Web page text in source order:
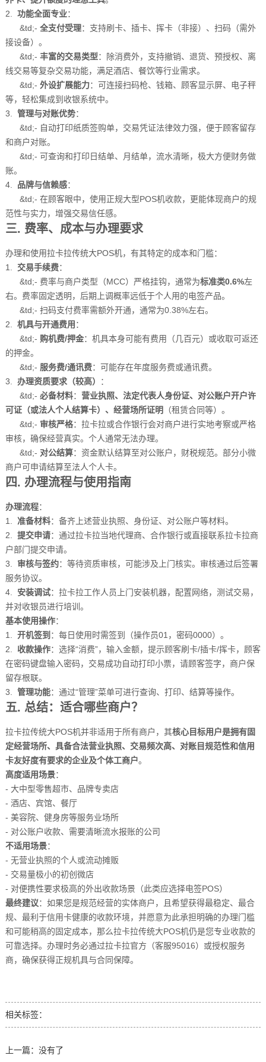
2. 功能全面专业：
&td;- 全支付受理：支持刷卡、插卡、挥卡（非接）、扫码（需外
接设备）。
&td;- 丰富的交易类型：除消费外，支持撤销、退货、预授权、离
线交易等复杂交易功能，满足酒店、餐饮等行业需求。
&td;- 外设扩展能力：可连接扫码枪、钱箱、顾客显示屏、电子秤
等，轻松集成到收银系统中。
3. 管理与对账优势：
&td;- 自动打印纸质签购单，交易凭证法律效力强，便于顾客留存
和商户对账。
&td;- 可查询和打印日结单、月结单，流水清晰，极大方便财务做
账。
4. 品牌与信赖感：
&td;- 在顾客眼中，使用正规大型POS机收款，更能体现商户的规
范性与实力，增强交易信任感。
三. 费率、成本与办理要求
办理和使用拉卡拉传统大POS机，有其特定的成本和门槛：
1. 交易手续费：
&td;- 费率与商户类型（MCC）严格挂钩，通常为标准类0.6%左
右。费率固定透明，后期上调概率远低于个人用的电签产品。
&td;- 扫码支付费率需额外开通，通常为0.38%左右。
2. 机具与开通费用 ：
&td;- 购机费/押金：机具本身可能有费用（几百元）或收取可返还
的押金。
&td;- 服务费/通讯费：可能存在年度服务费或通讯费。
3. 办理资质要求（较高）
：
&td;- 必备材料： 营业执照、法定代表人身份证、对公账户开户许
可证（或法人个人结算卡）、经营场所证明
（租赁合同等）。
&td;- 审核严格：拉卡拉或合作银行会对商户进行实地考察或严格
审核，确保经营真实。个人通常无法办理。
&td;- 对公结算：资金默认结算至对公账户，财税规范。部分小微
商户可申请结算至法人个人卡。
四. 办理流程与使用指南
办理流程：
1. 准备材料：备齐上述营业执照、身份证、对公账户等材料。
2. 提交申请：通过拉卡拉当地代理商、合作银行或直接联系拉卡拉商
户部门提交申请。
3. 审核与签约：等待资质审核，可能涉及上门核实。审核通过后签署
服务协议。
4. 安装调试：拉卡拉工作人员上门安装机器，配置网络，测试交易，
并对收银员进行培训。
基本使用操作：
1. 开机签到 ：每日使用时需签到（操作员01，密码0000）。
2. 收款操作：选择“消费”，输入金额，提示顾客刷卡/插卡/挥卡，顾客
在密码键盘输入密码，交易成功自动打印小票，请顾客签字，商户保
留存根联。
3. 管理功能：通过“管理”菜单可进行查询、打印、结算等操作。
五. 总结：适合哪些商户？
拉卡拉传统大POS机并非适用于所有商户，其核心目标用户是拥有固
定经营场所、具备合法营业执照、交易频次高、对账目规范性和信用
卡友好度有要求的企业及个体工商户。
高度适用场景：
- 大中型零售超市、品牌专卖店
- 酒店、宾馆、餐厅
- 美容院、健身房等服务业场所
- 对公账户收款、需要清晰流水报账的公司
不适用场景：
- 无营业执照的个人或流动摊贩
- 交易量极小的初创微店
- 对便携性要求极高的外出收款场景（此类应选择电签POS）
最终建议：如果您是规范经营的实体商户，且希望获得最稳定、最合
规、最利于信用卡健康的收款环境，并愿意为此承担明确的办理门槛
和可能稍高的固定成本，那么拉卡拉传统大POS机仍是您专业收款的
可靠选择。办理时务必通过拉卡拉官方（客服95016）或授权服务
商，确保获得正规机具与合同保障。
相关标签：
上一篇：没有了